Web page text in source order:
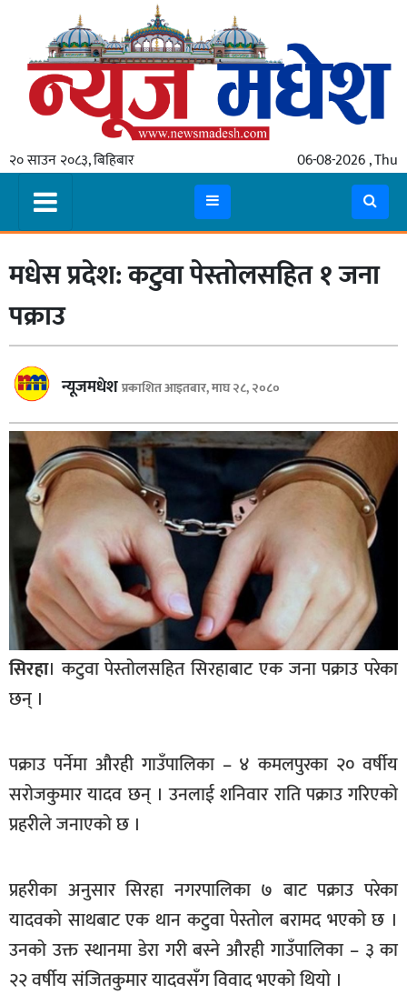
२० साउन २०८३, बिहिबार 06-08-2026 , Thu
गृहपृष्ठ
स्थानीय
प्रदेश
मधेश
प्रदेश
लुम्बिनी
गण्डकी
बागमती
कर्णाली
सुदूरपश्चिम
मधेश
विशेष
राजनीति
प्रमुख
समाचार
राष्ट्रिय
अन्तरबार्ता
अर्थ
खेलकुद
फोटो
/
भिडियो
मधेस प्रदेश: कटुवा पेस्तोलसहित १ जना
पक्राउ
न्यूजमधेशप्रकाशित आइतबार, माघ २८, २०८०
सिरहा। कटुवा पेस्तोलसहित सिरहाबाट एक जना पक्राउ परेका
छन् ।
पक्राउ पर्नेमा औरही गाउँपालिका – ४ कमलपुरका २० वर्षीय
सरोजकुमार यादव छन् । उनलाई शनिवार राति पक्राउ गरिएको
प्रहरीले जनाएको छ ।
प्रहरीका अनुसार सिरहा नगरपालिका ७ बाट पक्राउ परेका
यादवको साथबाट एक थान कटुवा पेस्तोल बरामद भएको छ ।
उनको उक्त स्थानमा डेरा गरी बस्ने औरही गाउँपालिका – ३ का
२२ वर्षीय संजितकुमार यादवसँग विवाद भएको थियो ।​​